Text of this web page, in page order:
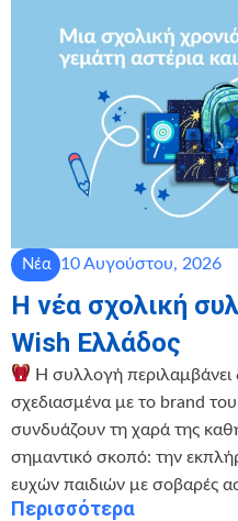
Νέα 10 Αυγούστου, 2026
Η νέα σχολική
Wish Ελλάδος
Η συλλογή περιλαμβάνει
σχεδιασμένα με το brand
συνδυάζουν τη χαρά της
σημαντικό σκοπό: την
ευχών παιδιών με σοβαρές
Περισσότερα